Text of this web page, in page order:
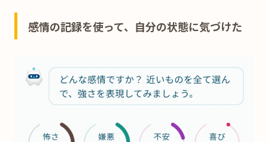
感情の記録を使って、自分の状態に気づけた